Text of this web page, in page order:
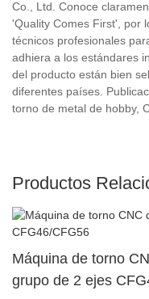
Co., Ltd. Conoce
'Quality Comes First', por
técnicos profesionales
adhiera a los estándares
del producto están bien
diferentes países.
torno de metal de hobby,
Productos
Máquina de torno
grupo de 2 ejes